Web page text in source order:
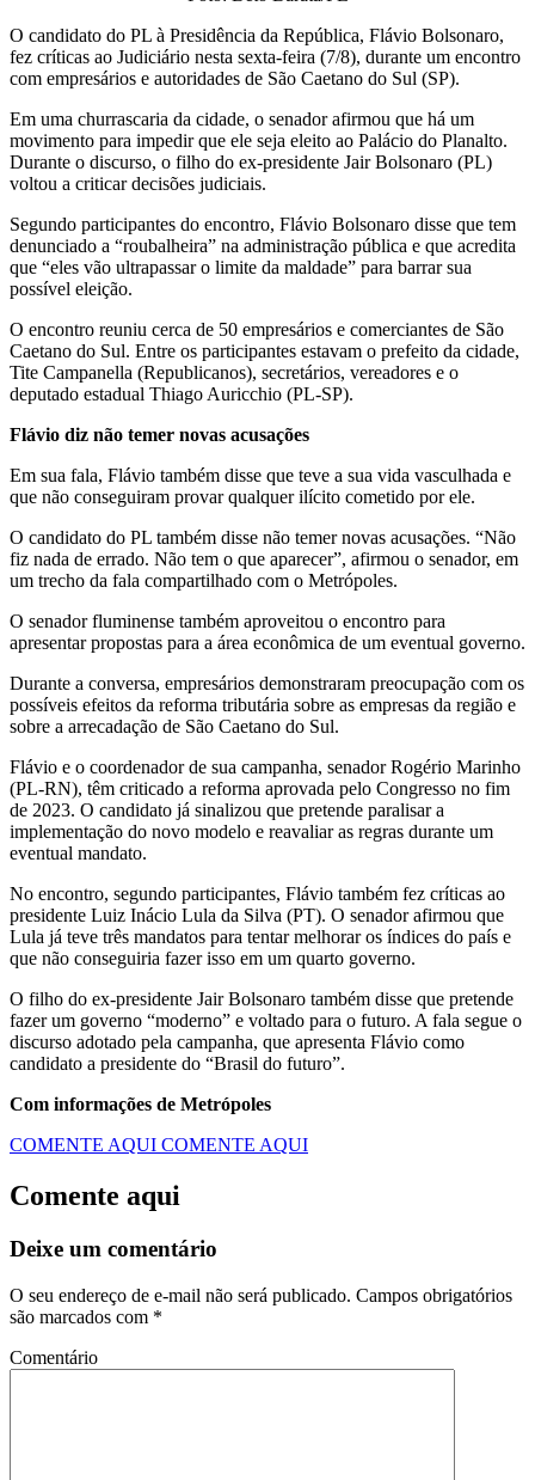
O candidato do PL à Presidência da República, Flávio Bolsonaro,
fez críticas ao Judiciário nesta sexta-feira (7/8), durante um encontro
com empresários e autoridades de São Caetano do Sul (SP).
Em uma churrascaria da cidade, o senador afirmou que há um
movimento para impedir que ele seja eleito ao Palácio do Planalto.
Durante o discurso, o filho do ex-presidente Jair Bolsonaro (PL)
voltou a criticar decisões judiciais.
Segundo participantes do encontro, Flávio Bolsonaro disse que tem
denunciado a “roubalheira” na administração pública e que acredita
que “eles vão ultrapassar o limite da maldade” para barrar sua
possível eleição.
O encontro reuniu cerca de 50 empresários e comerciantes de São
Caetano do Sul. Entre os participantes estavam o prefeito da cidade,
Tite Campanella (Republicanos), secretários, vereadores e o
deputado estadual Thiago Auricchio (PL-SP).
Flávio diz não temer novas acusações
Em sua fala, Flávio também disse que teve a sua vida vasculhada e
que não conseguiram provar qualquer ilícito cometido por ele.
O candidato do PL também disse não temer novas acusações. “Não
fiz nada de errado. Não tem o que aparecer”, afirmou o senador, em
um trecho da fala compartilhado com o Metrópoles.
O senador fluminense também aproveitou o encontro para
apresentar propostas para a área econômica de um eventual governo.
Durante a conversa, empresários demonstraram preocupação com os
possíveis efeitos da reforma tributária sobre as empresas da região e
sobre a arrecadação de São Caetano do Sul.
Flávio e o coordenador de sua campanha, senador Rogério Marinho
(PL-RN), têm criticado a reforma aprovada pelo Congresso no fim
de 2023. O candidato já sinalizou que pretende paralisar a
implementação do novo modelo e reavaliar as regras durante um
eventual mandato.
No encontro, segundo participantes, Flávio também fez críticas ao
presidente Luiz Inácio Lula da Silva (PT). O senador afirmou que
Lula já teve três mandatos para tentar melhorar os índices do país e
que não conseguiria fazer isso em um quarto governo.
O filho do ex-presidente Jair Bolsonaro também disse que pretende
fazer um governo “moderno” e voltado para o futuro. A fala segue o
discurso adotado pela campanha, que apresenta Flávio como
candidato a presidente do “Brasil do futuro”.
Com informações de Metrópoles
COMENTE AQUI COMENTE AQUI
Comente aqui
Deixe um comentário
O seu endereço de e-mail não será publicado. Campos obrigatórios
são marcados com *
Comentário